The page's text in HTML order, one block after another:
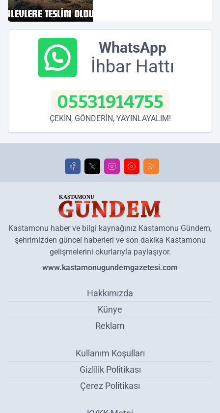
WhatsApp
İhbar Hattı
05531914755
ÇEKİN, GÖNDERİN, YAYINLAYALIM!
Kastamonu haber ve bilgi kaynağınız Kastamonu Gündem,
şehrimizden güncel haberleri ve son dakika Kastamonu
gelişmelerini okurlarıyla paylaşıyor.
www.kastamonugundemgazetesi.com
Hakkımızda
Künye
Reklam
Kullanım Koşulları
Gizlilik Politikası
Çerez Politikası